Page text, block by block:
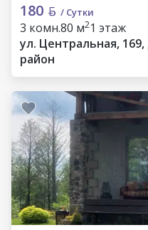
180 / Сутки
3 комн.80 м21 этаж
ул. Центральная,
район